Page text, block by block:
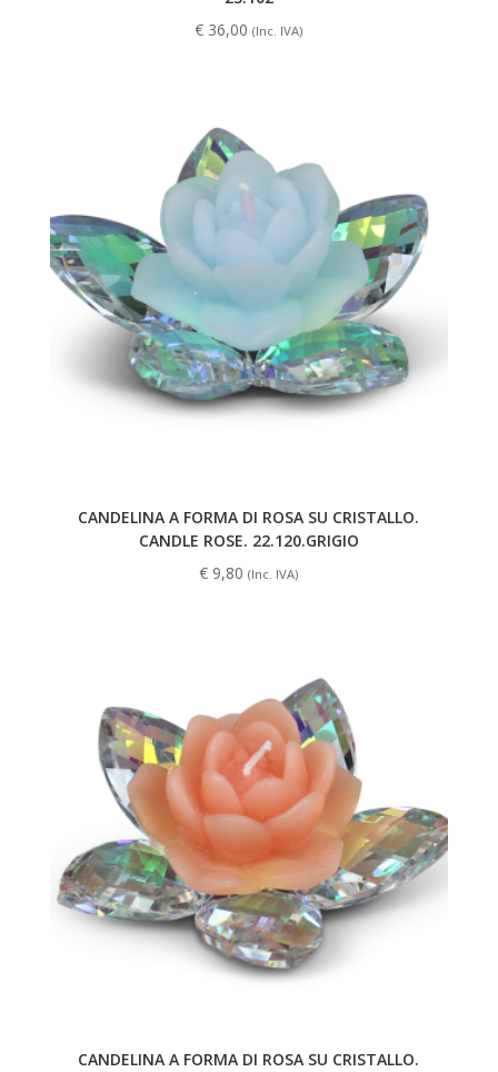
€ 36,00 (Inc. IVA)
CANDELINA A FORMA DI ROSA SU CRISTALLO.
CANDLE ROSE. 22.120.GRIGIO
€ 9,80 (Inc. IVA)
CANDELINA A FORMA DI ROSA SU CRISTALLO.